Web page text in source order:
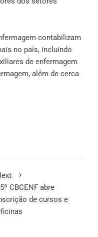
contabilizam
no país, incluindo
de enfermagem
além de cerca
CBCENF abre
de cursos e